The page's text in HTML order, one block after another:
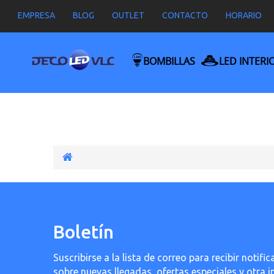
EMPRESA BLOG OUTLET CONTACTO HORARIO
BOMBILLAS LED
Boletín
Suscribirse a la lista de correo para recibir
sobre nuevas llegadas, ofertas especiales y otra